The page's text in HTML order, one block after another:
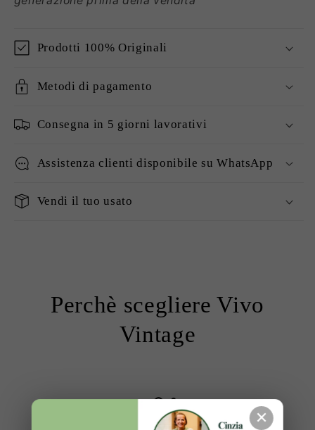
Prodotti 100% Originali
Metodi di pagamento
Consegna in 5 giorni lavorativi
Assistenza clienti disponibile su WhatsApp
Vendi il tuo usato
Perchè scegliere Vivo
Vintage
✕